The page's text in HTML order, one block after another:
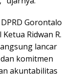
Gorontalo
Ridwan R.
lancar
komitmen
akuntabilitas